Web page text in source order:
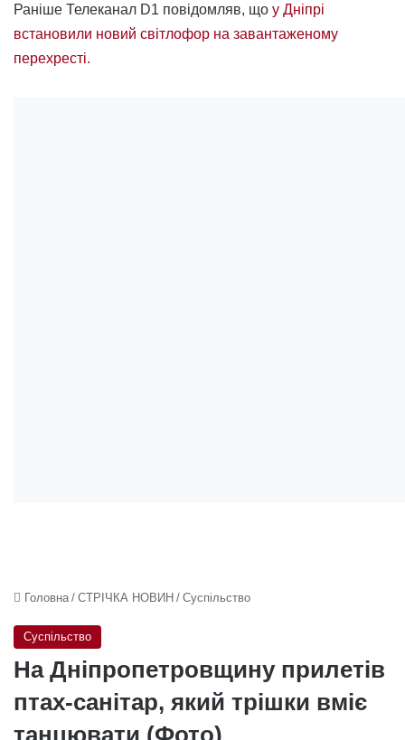
Раніше Телеканал D1 повідомляв, що у Дніпрі
встановили новий світлофор на завантаженому
перехресті.